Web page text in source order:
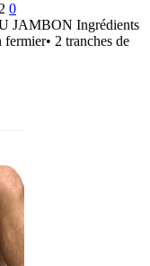
0
JAMBON Ingrédients
2 tranches de